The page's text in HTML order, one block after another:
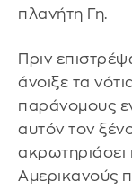
πλανήτη Γη.
Πριν
άνοιξε τα
παράνομους
αυτόν τον
ακρωτηριάσει
Αμερικανούς